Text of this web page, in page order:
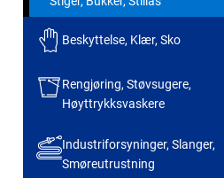
Beskyttelse, Klær, Sko
Rengjøring, Støvsugere,
Høyttrykksvaskere
Industriforsyninger, Slanger,
Smøreutrustning